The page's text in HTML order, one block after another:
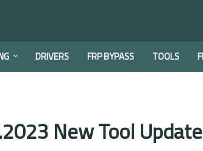
DRIVERS FRP BYPASS TOOLS
New Tool